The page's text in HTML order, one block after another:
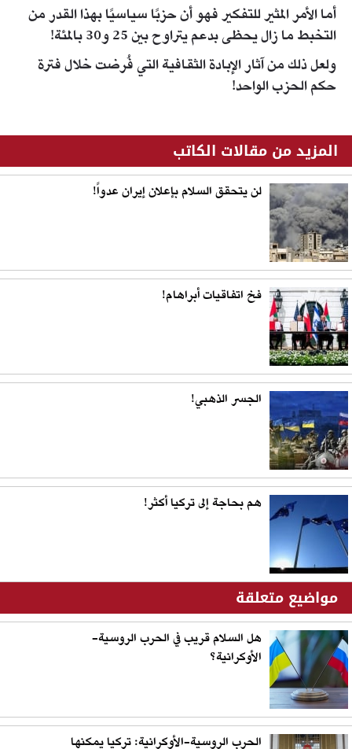
أما الأمر المثير للتفكير فهو أن حزبًا سياسيًا بهذا القدر من
التخبط ما زال يحظى بدعم يتراوح بين 25 و30 بالمئة!
ولعل ذلك من آثار الإبادة الثقافية التي فُرضت خلال فترة
حكم الحزب الواحد!
المزيد من مقالات الكاتب
لن يتحقق السلام بإعلان إيران عدواً!
فخ اتفاقيات أبراهام!
الجسر الذهبي!
هم بحاجة إلى تركيا أكثر!
مواضيع متعلقة
هل السلام قريب في الحرب الروسية-
الأوكرانية؟
الحرب الروسية-الأوكرانية: تركيا يمكنها